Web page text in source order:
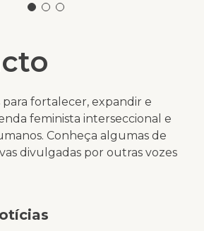
para fortalecer, expandir e
feminista interseccional e
Conheça algumas de
divulgadas por outras vozes